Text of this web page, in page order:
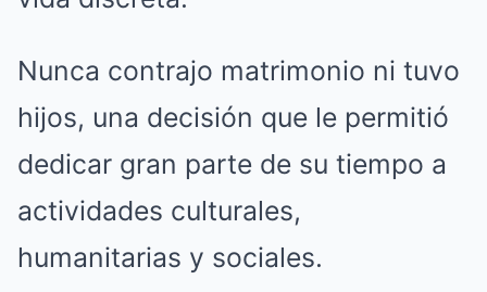
Nunca contrajo matrimonio ni tuvo
hijos, una decisión que le permitió
dedicar gran parte de su tiempo a
actividades culturales,
humanitarias y sociales.